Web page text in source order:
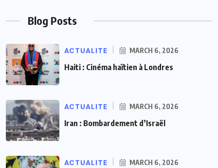
Blog Posts
ACTUALITE MARCH 6, 2026
Haiti : Cinéma haïtien à Londres
ACTUALITE MARCH 6, 2026
Iran : Bombardement d’Israël
ACTUALITE MARCH 6, 2026